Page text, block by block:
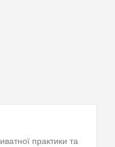
практики та